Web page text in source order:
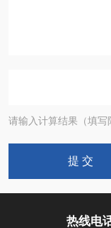
请输入计算结果（填
热线电